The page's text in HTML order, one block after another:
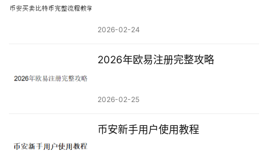
2026-02-24
2026年欧易注册完整攻略
2026-02-25
币安新手用户使用教程